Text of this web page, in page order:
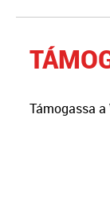
Támogassa a